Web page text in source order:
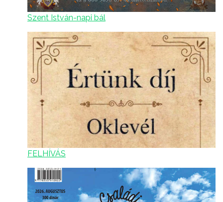
Szent István-napi bál
FELHÍVÁS